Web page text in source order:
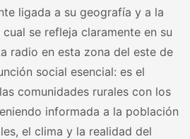
ligada a su geografía y a la
se refleja claramente en su
radio en esta zona del este de
social esencial: es el
comunidades rurales con los
informada a la población
el clima y la realidad del